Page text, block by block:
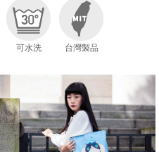
可水洗 台灣製品